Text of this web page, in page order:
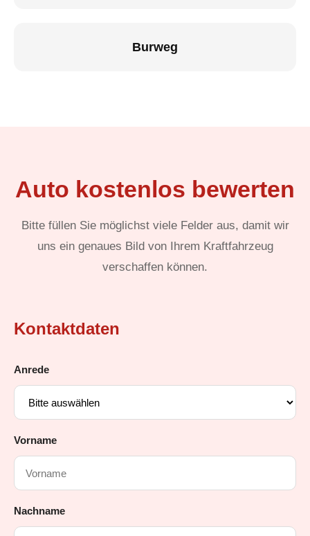
Burweg
Auto kostenlos bewerten
Bitte füllen Sie möglichst viele Felder aus, damit wir
uns ein genaues Bild von Ihrem Kraftfahrzeug
verschaffen können.
Kontaktdaten
Anrede
Vorname
Nachname